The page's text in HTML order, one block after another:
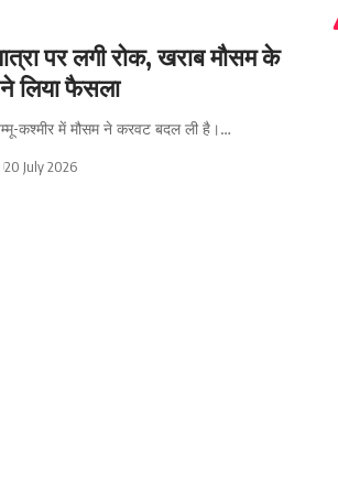
पर लगी रोक, खराब मौसम के
लिया फैसला
कश्मीर में मौसम ने करवट बदल ली है। …
20 July 2026